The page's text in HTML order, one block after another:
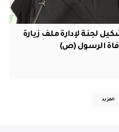
لجنة لإدارة ملف زيارة
الرسول (ص)
المزيد